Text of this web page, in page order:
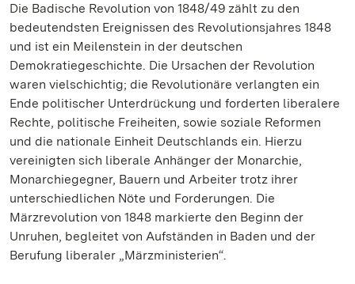
Die Badische Revolution von 1848/49 zählt zu den
bedeutendsten Ereignissen des Revolutionsjahres 1848
und ist ein Meilenstein in der deutschen
Demokratiegeschichte. Die Ursachen der Revolution
waren vielschichtig; die Revolutionäre verlangten ein
Ende politischer Unterdrückung und forderten liberalere
Rechte, politische Freiheiten, sowie soziale Reformen
und die nationale Einheit Deutschlands ein. Hierzu
vereinigten sich liberale Anhänger der Monarchie,
Monarchiegegner, Bauern und Arbeiter trotz ihrer
unterschiedlichen Nöte und Forderungen. Die
Märzrevolution von 1848 markierte den Beginn der
Unruhen, begleitet von Aufständen in Baden und der
Berufung liberaler „Märzministerien“.